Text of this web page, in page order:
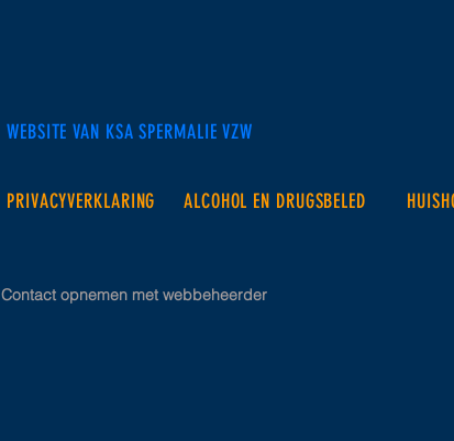
WEBSITE VAN KSA SPERMALIE VZW
PRIVACYVERKLARING ALCOHOL EN DRUGSBELED
Contact opnemen met webbeheerder